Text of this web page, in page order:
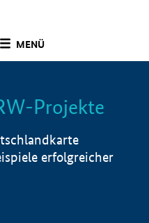
MENÜ
Info
Projekte
erfolgreicher